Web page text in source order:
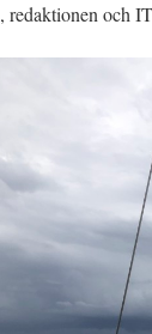
redaktionen och